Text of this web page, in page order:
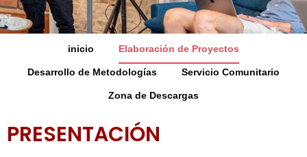
inicio Elaboración de Proyectos
Desarrollo de Metodologías Servicio Comunitario
Zona de Descargas
PRESENTACIÓN